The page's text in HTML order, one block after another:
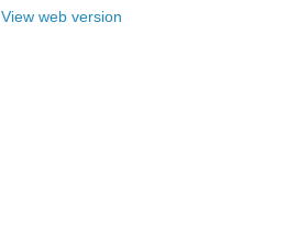
View web version